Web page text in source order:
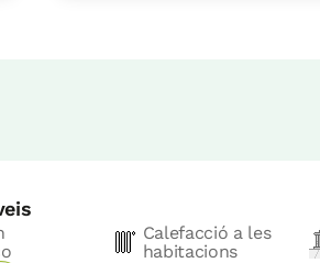
Calefacció a les
habitacions